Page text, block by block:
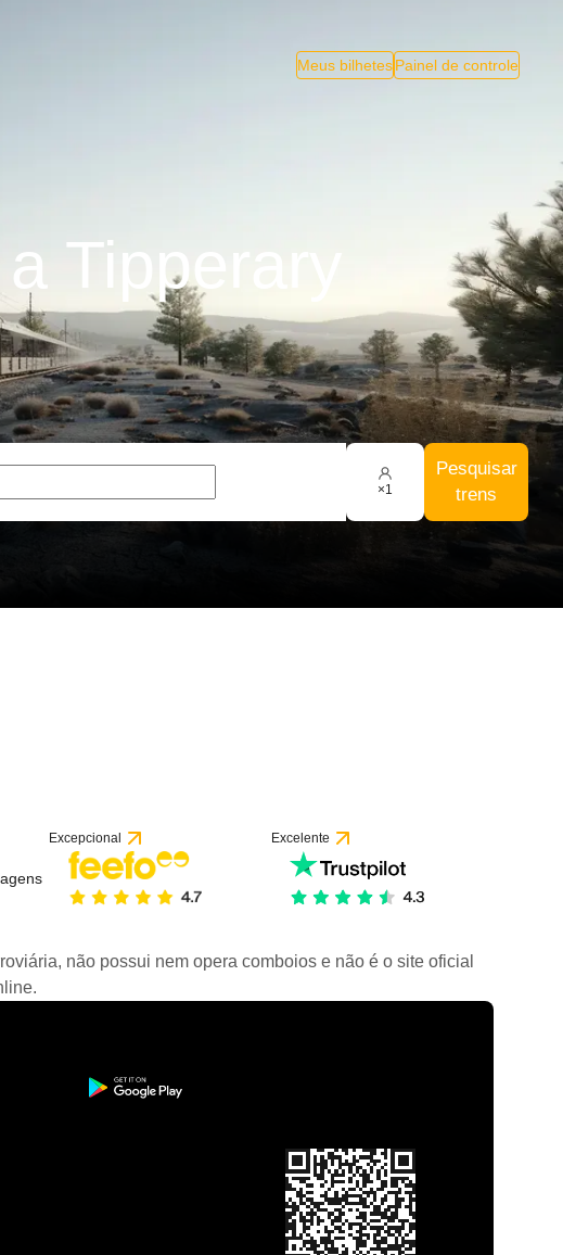
Meus bilhetesPainel de controle
Tipperary
×1
Pesquisar
trens
Excepcional Excelente
não possui nem opera comboios e não é o site oficial